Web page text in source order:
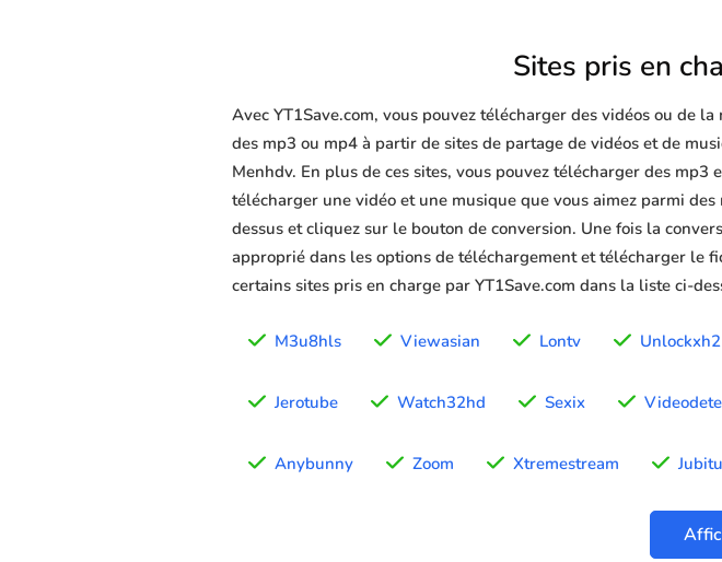
Sites pris en
Avec YT1Save.com, vous pouvez télécharger des vidéos ou de
des mp3 ou mp4 à partir de sites de partage de vidéos et de
Menhdv. En plus de ces sites, vous pouvez télécharger des
télécharger une vidéo et une musique que vous aimez parmi
dessus et cliquez sur le bouton de conversion. Une fois la
approprié dans les options de téléchargement et télécharger le
certains sites pris en charge par YT1Save.com dans la liste ci-
M3u8hls Viewasian Lontv Unlockxh2
Jerotube Watch32hd Sexix
Anybunny Zoom Xtremestream Jubitu